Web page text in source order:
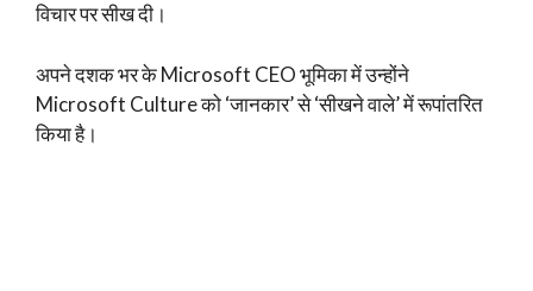
विचार पर सीख दी।
अपने दशक भर के Microsoft CEO भूमिका में उन्होंने
Microsoft Culture को ‘जानकार’ से ‘सीखने वाले’ में रूपांतरित
किया है।